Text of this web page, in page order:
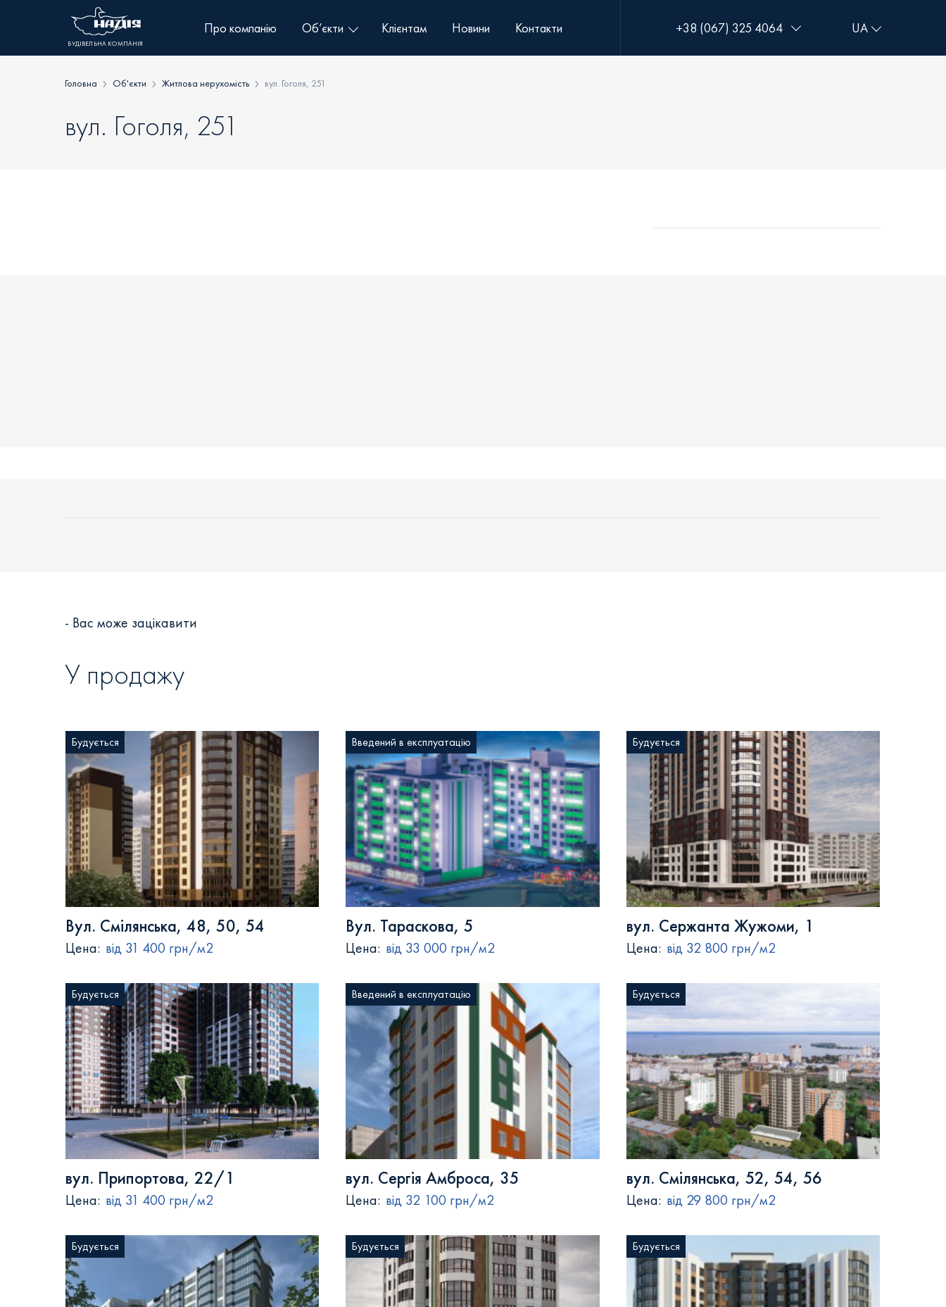
БУДІВЕЛЬНА КОМПАНІЯ
Про компанію Об’єкти Клієнтам Новини Контакти
+38 (067) 325 4064
Головна Об'єкти Житлова нерухомість вул. Гоголя, 251
вул. Гоголя, 251
- Вас може зацікавити
У продажу
Будується
Вул. Смілянська, 48, 50, 54
Цена: від 31 400 грн/м2
Введений в експлуатацію
Вул. Тараскова, 5
Цена: від 33 000 грн/м2
Будується
вул. Сержанта Жужоми, 1
Цена: від 32 800 грн/м2
Будується
вул. Припортова, 22/1
Цена: від 31 400 грн/м2
Введений в експлуатацію
вул. Сергія Амброса, 35
Цена: від 32 100 грн/м2
Будується
вул. Смілянська, 52, 54, 56
Цена: від 29 800 грн/м2
Будується Будується Будується